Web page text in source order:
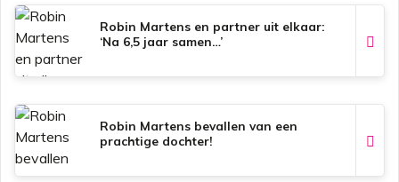
o
k
p
p
e
s
t
Robin Martens en partner uit elkaar:
‘Na 6,5 jaar samen…’
Robin Martens bevallen van een
prachtige dochter!